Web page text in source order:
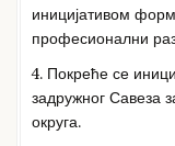
иницијативом
професионални
4. Покреће се
задружног Савеза
округа.